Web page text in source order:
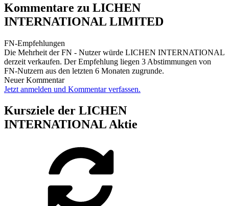
Kommentare zu LICHEN
INTERNATIONAL LIMITED
FN-Empfehlungen
Die Mehrheit der FN - Nutzer würde LICHEN INTERNATIONAL
derzeit verkaufen. Der Empfehlung liegen 3 Abstimmungen von
FN-Nutzern aus den letzten 6 Monaten zugrunde.
Neuer Kommentar
Jetzt anmelden und Kommentar verfassen.
Kursziele der LICHEN
INTERNATIONAL Aktie